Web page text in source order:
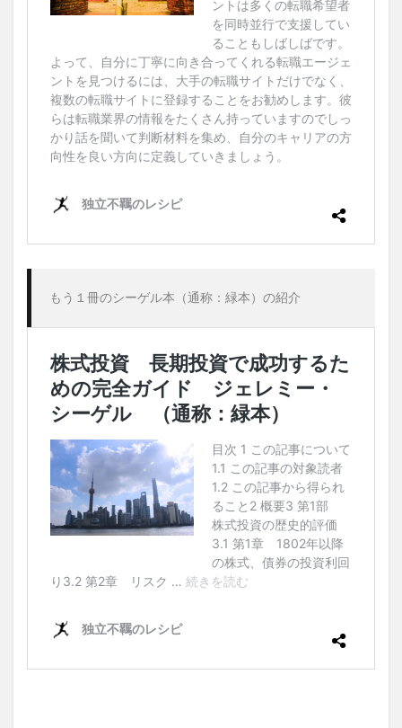
もう１冊のシーゲル本（通称：緑本）の紹介